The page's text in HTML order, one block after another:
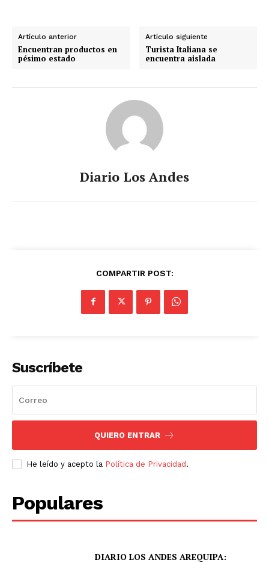
Artículo anterior
Encuentran productos en
pésimo estado
Artículo siguiente
Turista Italiana se
encuentra aislada
Diario Los Andes
COMPARTIR POST:
Suscríbete
QUIERO ENTRAR
He leído y acepto la Política de Privacidad.
Populares
DIARIO LOS ANDES AREQUIPA: